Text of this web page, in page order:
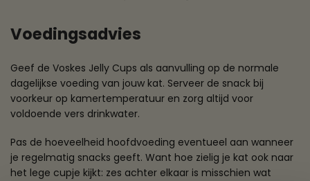
Voedingsadvies
Geef de Voskes Jelly Cups als aanvulling op de normale
dagelijkse voeding van jouw kat. Serveer de snack bij
voorkeur op kamertemperatuur en zorg altijd voor
voldoende vers drinkwater.
Pas de hoeveelheid hoofdvoeding eventueel aan wanneer
je regelmatig snacks geeft. Want hoe zielig je kat ook naar
het lege cupje kijkt: zes achter elkaar is misschien wat